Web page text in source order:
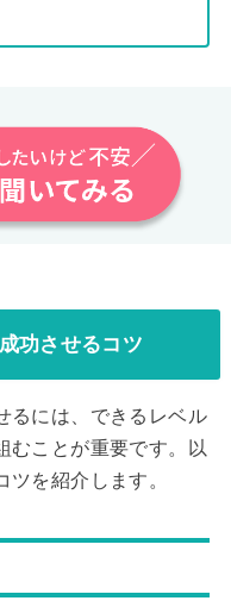
功させるコツ
るには、できるレベル
むことが重要です。以
ツを紹介します。